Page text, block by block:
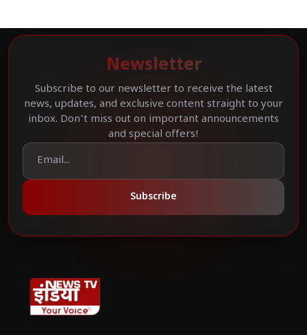
Newsletter
Subscribe to our newsletter to receive the latest
news, updates, and exclusive content straight to your
inbox. Don't miss out on important announcements
and special offers!
Subscribe